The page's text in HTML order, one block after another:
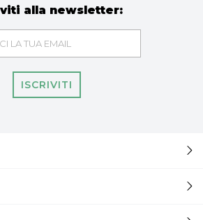
alla newsletter:
ISCRIVITI